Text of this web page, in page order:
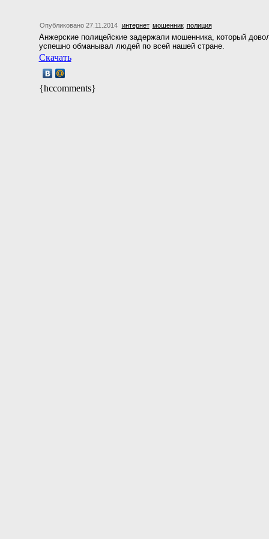
Опубликовано 27.11.2014 интернет мошенник полиция
Анжерские полицейские задержали мошенника, который
успешно обманывал людей по всей нашей стране.
Скачать
{hccomments}